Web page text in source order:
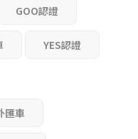
GOO認證
YES認證
匯車